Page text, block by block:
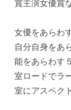
賞主演女優賞
女優をあらわ
自分自身をあ
能をあらわす
室ロードでラ
室にアスペク